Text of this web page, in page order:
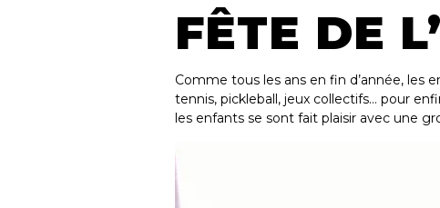
FÊTE DE
Comme tous les ans en fin d’année, les
tennis, pickleball, jeux collectifs… pour
les enfants se sont fait plaisir avec une